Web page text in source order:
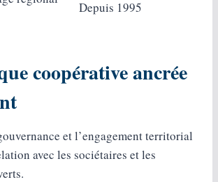
Depuis 1995
coopérative ancrée
et l’engagement territorial
avec les sociétaires et les